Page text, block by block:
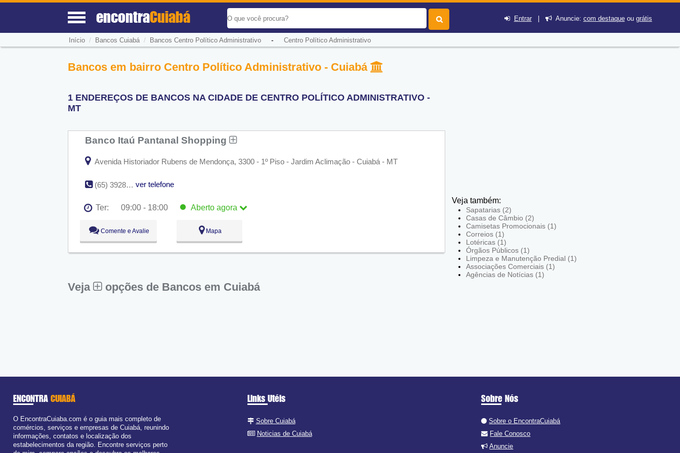
encontraCuiabá Entrar| Anuncie: com destaqueou grátis
Início / Bancos Cuiabá/ Bancos Centro Político Administrativo- Centro Político Administrativo
Bancos em bairro Centro Político Administrativo - Cuiabá
1 ENDEREÇOS DE BANCOS NA CIDADE DE CENTRO POLÍTICO ADMINISTRATIVO -
MT
Banco Itaú Pantanal Shopping
Avenida Historiador Rubens de Mendonça, 3300 - 1º Piso - Jardim Aclimação - Cuiabá - MT
(65) 3928-2050 ver telefone
Ter: 09:00 - 18:00 Aberto agora
Seg:
Ter:
09:00 - 18:00 Abertoagora
Qua:
09:00 - 18:00
Qui:
09:00 - 18:00
Comente e Avalie Mapa
Veja opções de Bancos em Cuiabá
Veja também:
Sapatarias (2)
Casas de Câmbio (2)
Camisetas Promocionais (1)
Correios (1)
Lotéricas (1)
Órgãos Públicos (1)
Limpeza e Manutenção Predial (1)
Associações Comerciais (1)
Agências de Notícias (1)
ENCONTRA CUIABÁ
O EncontraCuiaba.com é o guia mais completo de
comércios, serviços e empresas de Cuiabá, reunindo
informações, contatos e localização dos
estabelecimentos da região. Encontre serviços perto
Links Utéis
Sobre Cuiabá
Noticias de Cuiabá
Sobre Nós
Sobre o EncontraCuiabá
Fale Conosco
Anuncie